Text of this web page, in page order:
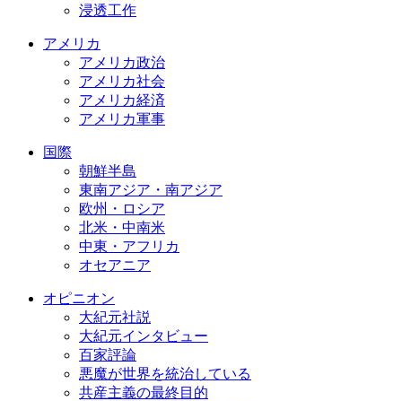
浸透工作
アメリカ
アメリカ政治
アメリカ社会
アメリカ経済
アメリカ軍事
国際
朝鮮半島
東南アジア・南アジア
欧州・ロシア
北米・中南米
中東・アフリカ
オセアニア
オピニオン
大紀元社説
大紀元インタビュー
百家評論
悪魔が世界を統治している
共産主義の最終目的